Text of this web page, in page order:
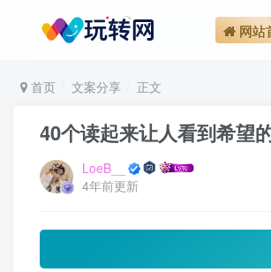
网站
首页 文案分享 正文
40个读起来让人看到希望
LoeB__
4年前更新